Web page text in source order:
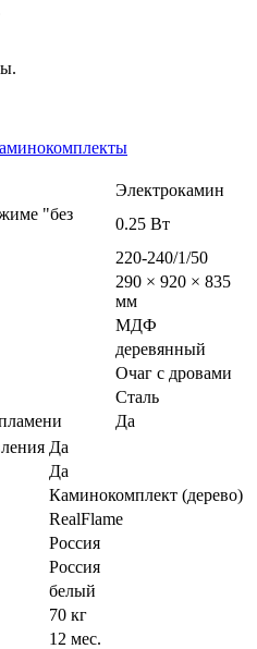
Электрокамин
"без
0.25 Вт
220-240/1/50
290 × 920 × 835
мм
МДФ
деревянный
Очаг с дровами
Сталь
Да
Да
Да
Каминокомплект (дерево)
RealFlame
Россия
Россия
белый
70 кг
12 мес.